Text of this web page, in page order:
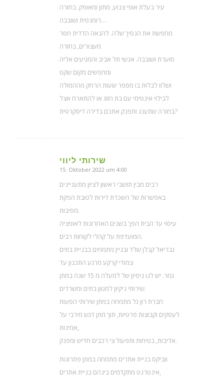
עיר בעלת אופי צנוע, מתון ומאופק. בחורה
רומנטית ושובבה…
מחפשת את הנסיך שלה. להנאה הדדית חסר
מעצורים, בחורה
סוערת ושובבה. אנשי תל אביב והמגיעים אליה
ומחפשים מקום שקט
ושלוו לבלות בו מספר שעות הרחק מההמולה
לבילוי אינטימי עם בת הזוג או להתארח אצל
בחורה שתענג ותפנק אתכם בדירה דיסקרטית?
שירותי ליווי
sagte:
15. Oktober 2022 um 4:00
רבים מבין תושבי ראשון לציון מתעניינים
באפשרות של השכרת דירות לטובת הפקת
מסיבות.
עיסוי עד הבית הפך בשנים האחרונות לאופציה
המועדפת על קהלי לקוחות רבים.
גבריאל קבלן שלד ובניין מתמחים בבניית בתים
צמודי קרקע מרגע התכנון עד
גמר. יש לנו ניסיון של למעלה מ 15 שנה במתן
שירותי ניקיון למגוון בתים ומשרדים.
חברת רון גל מתמחה במתן שירותי הסעות
לעסקים וקבוצות פרטיות, תוך מתן דגש מירבי על
אמינות,
אדיבות, בטיחות ותפעול צי רכבים חדיש ומפנק.
ווביקס בניית אתרים מתמחה במתן פתרונות
אינטרנט מתקדמים בינהם בניית אתרים,